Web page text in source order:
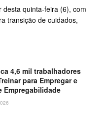
desta quinta-feira (6), com
transição de cuidados,
4,6 mil trabalhadores
para Empregar e
Empregabilidade